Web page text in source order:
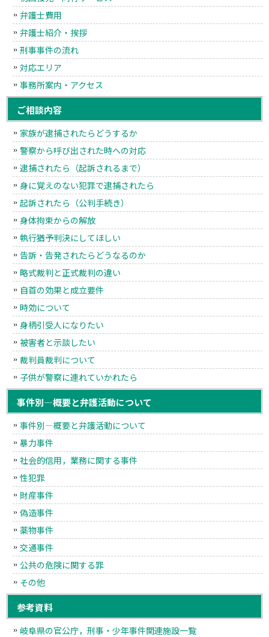
弁護士費用
弁護士紹介・挨拶
刑事事件の流れ
対応エリア
事務所案内・アクセス
ご相談内容
家族が逮捕されたらどうするか
警察から呼び出された時への対応
逮捕されたら（起訴されるまで）
身に覚えのない犯罪で逮捕されたら
起訴されたら（公判手続き）
身体拘束からの解放
執行猶予判決にしてほしい
告訴・告発されたらどうなるのか
略式裁判と正式裁判の違い
自首の効果と成立要件
時効について
身柄引受人になりたい
被害者と示談したい
裁判員裁判について
子供が警察に連れていかれたら
事件別―概要と弁護活動について
事件別―概要と弁護活動について
暴力事件
社会的信用，業務に関する事件
性犯罪
財産事件
偽造事件
薬物事件
交通事件
公共の危険に関する罪
その他
参考資料
岐阜県の官公庁，刑事・少年事件関連施設一覧